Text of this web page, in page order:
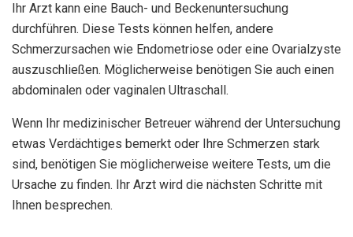
Ihr Arzt kann eine Bauch- und Beckenuntersuchung
durchführen. Diese Tests können helfen, andere
Schmerzursachen wie Endometriose oder eine Ovarialzyste
auszuschließen. Möglicherweise benötigen Sie auch einen
abdominalen oder vaginalen Ultraschall.
Wenn Ihr medizinischer Betreuer während der Untersuchung
etwas Verdächtiges bemerkt oder Ihre Schmerzen stark
sind, benötigen Sie möglicherweise weitere Tests, um die
Ursache zu finden. Ihr Arzt wird die nächsten Schritte mit
Ihnen besprechen.